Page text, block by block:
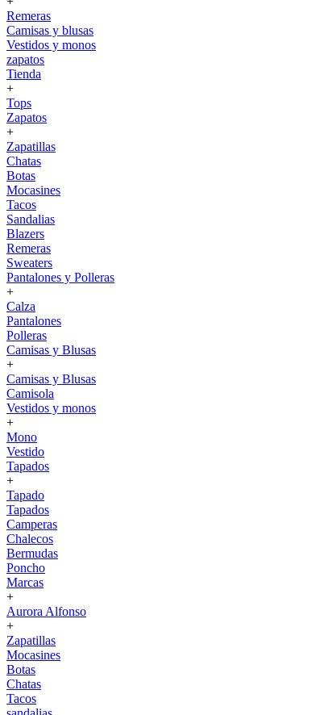
Remeras
Camisas y blusas
Vestidos y monos
zapatos
Tienda
+
Tops
Zapatos
+
Zapatillas
Chatas
Botas
Mocasines
Tacos
Sandalias
Blazers
Remeras
Sweaters
Pantalones y Polleras
+
Calza
Pantalones
Polleras
Camisas y Blusas
+
Camisas y Blusas
Camisola
Vestidos y monos
+
Mono
Vestido
Tapados
+
Tapado
Tapados
Camperas
Chalecos
Bermudas
Poncho
Marcas
+
Aurora Alfonso
+
Zapatillas
Mocasines
Botas
Chatas
Tacos